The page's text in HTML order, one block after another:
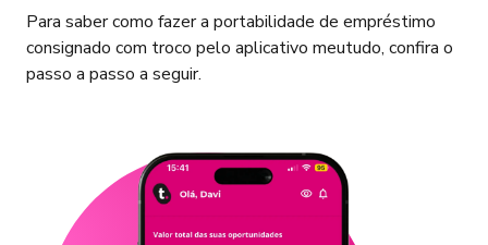
Para saber como fazer a portabilidade de empréstimo
consignado com troco pelo aplicativo meutudo, confira o
passo a passo a seguir.